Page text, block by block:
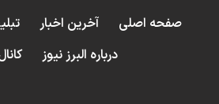
صفحه اصلی آخرین اخبار
درباره البرز نیوز